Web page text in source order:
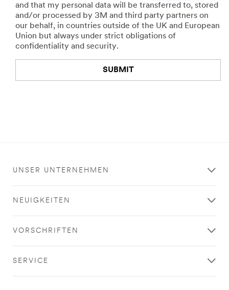
and that my personal data will be transferred to, stored
and/or processed by 3M and third party partners on
our behalf, in countries outside of the UK and European
Union but always under strict obligations of
confidentiality and security.
SUBMIT
UNSER UNTERNEHMEN
NEUIGKEITEN
VORSCHRIFTEN
SERVICE